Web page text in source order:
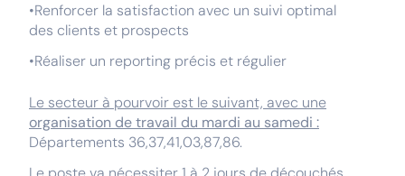
•Renforcer la satisfaction avec un suivi optimal
des clients et prospects
•Réaliser un reporting précis et régulier
Le secteur à pourvoir est le suivant, avec une
organisation de travail du mardi au samedi :
Départements 36,37,41,03,87,86.